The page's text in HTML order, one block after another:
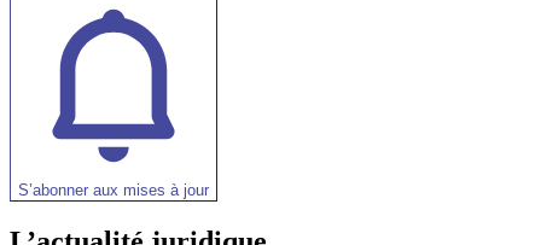
S’abonner aux mises à jour